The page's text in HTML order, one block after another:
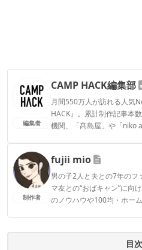
編集者
CAMP HACK編集部
月間550万人が訪れる人気
HACK』。累計制作記事本
機関、「髙島屋」や「niko
CAMP HACK編集部のプロ
制作者
fujii mio
男の子2人と夫との7年のフ
マ友との“おばキャン”に向
のノウハウや100均・ホー
fujii mioのプロフィール目次